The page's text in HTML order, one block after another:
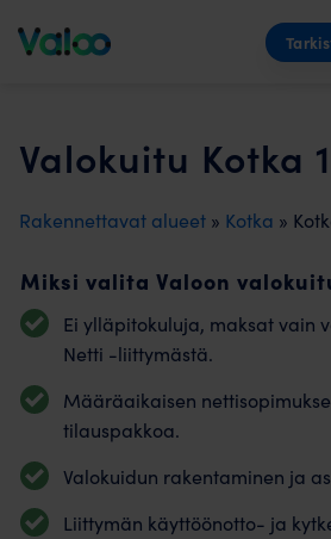
Valokuitu Kotka
Rakennettavat alueet » Kotka »
Miksi valita Valoon
Ei ylläpitokuluja, maksat vain
Netti -liittymästä.
Määräaikaisen
tilauspakkoa.
Valokuidun rakentaminen ja
Liittymän käyttöönotto- ja